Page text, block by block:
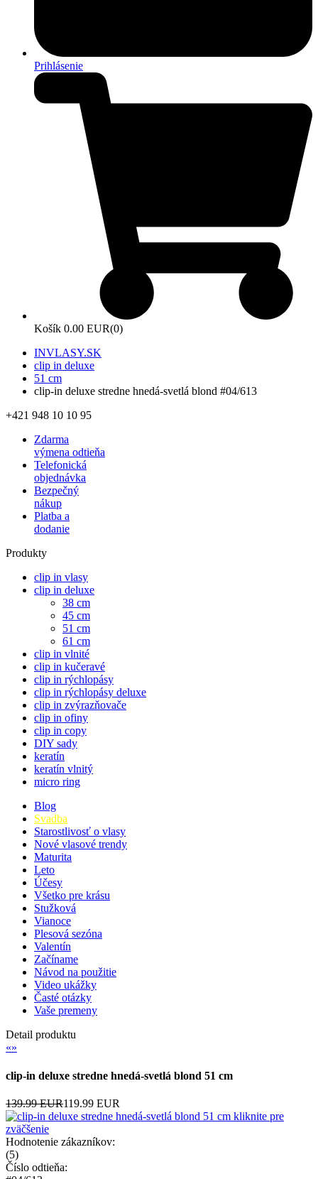
Prihlásenie
Košík 0.00 EUR(0)
INVLASY.SK
clip in deluxe
51 cm
clip-in deluxe stredne hnedá-svetlá blond #04/613
+421 948 10 10 95
Zdarma
výmena odtieňa
Telefonická
objednávka
Bezpečný
nákup
Platba a
dodanie
Produkty
clip in vlasy
clip in deluxe
38 cm
45 cm
51 cm
61 cm
clip in vlnité
clip in kučeravé
clip in rýchlopásy
clip in rýchlopásy deluxe
clip in zvýrazňovače
clip in ofiny
clip in copy
DIY sady
keratín
keratín vlnitý
micro ring
Blog
Svadba
Starostlivosť o vlasy
Nové vlasové trendy
Maturita
Leto
Účesy
Všetko pre krásu
Stužková
Vianoce
Plesová sezóna
Valentín
Začíname
Návod na použitie
Video ukážky
Časté otázky
Vaše premeny
Detail produktu
«»
clip-in deluxe stredne hnedá-svetlá blond 51 cm
139.99 EUR119.99 EUR
kliknite pre
zväčšenie
Hodnotenie zákazníkov:
(5)
Číslo odtieňa: